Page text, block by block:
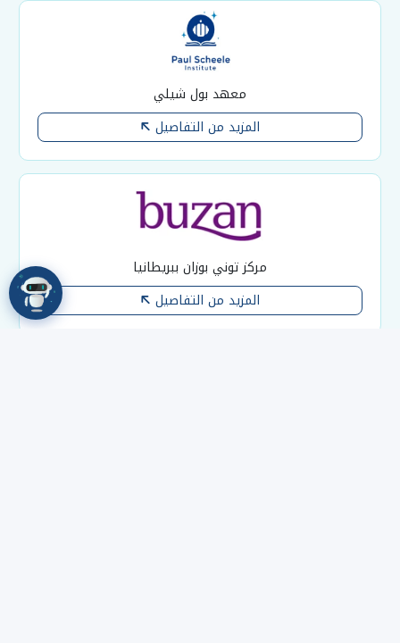
معهد بول شيلي
المزيد من التفاصيل
مركز توني بوزان ببريطانيا
المزيد من التفاصيل